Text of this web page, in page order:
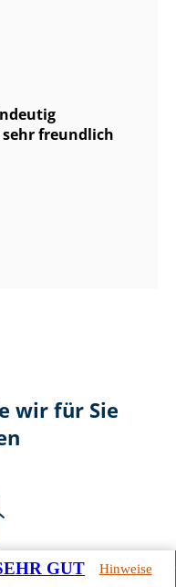
freundlich
wir für Sie
GUT Hinweise